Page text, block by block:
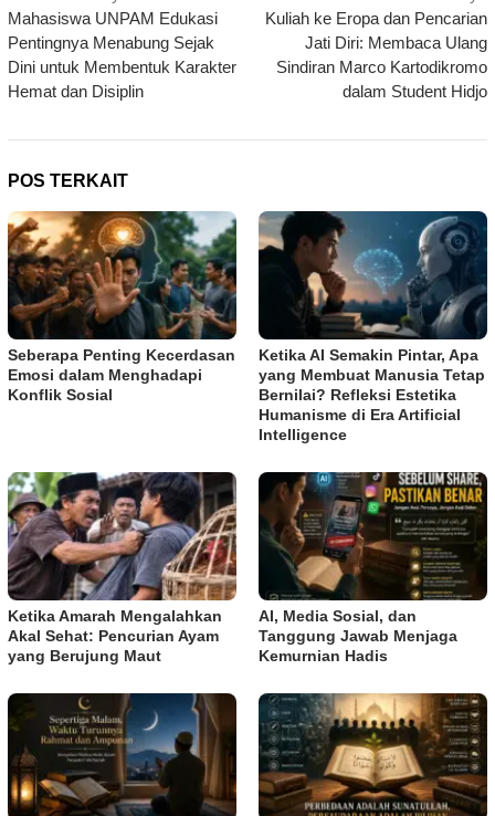
pos
Mahasiswa UNPAM Edukasi
Pentingnya Menabung Sejak
Dini untuk Membentuk Karakter
Hemat dan Disiplin
Kuliah ke Eropa dan Pencarian
Jati Diri: Membaca Ulang
Sindiran Marco Kartodikromo
dalam Student Hidjo
POS TERKAIT
Seberapa Penting Kecerdasan
Emosi dalam Menghadapi
Konflik Sosial
Ketika AI Semakin Pintar, Apa
yang Membuat Manusia Tetap
Bernilai? Refleksi Estetika
Humanisme di Era Artificial
Intelligence
Ketika Amarah Mengalahkan
Akal Sehat: Pencurian Ayam
yang Berujung Maut
AI, Media Sosial, dan
Tanggung Jawab Menjaga
Kemurnian Hadis